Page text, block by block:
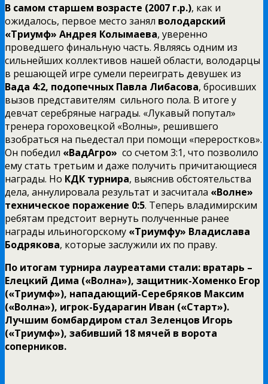
В самом старшем возрасте (2007 г.р.), как и
ожидалось, первое место занял володарский
«Триумф» Андрея Колымаева, уверенно
проведшего финальную часть. Являясь одним из
сильнейших коллективов нашей области, володарцы
в решающей игре сумели переиграть девушек из
Вада 4:2, подопечных Павла Либасова, бросивших
вызов представителям сильного пола. В итоге у
девчат серебряные награды. «Лукавый попутал»
тренера гороховецкой «Волны», решившего
взобраться на пьедестал при помощи «переростков».
Он победил «ВадАгро» со счетом 3:1, что позволило
ему стать третьим и даже получить причитающиеся
награды. Но КДК турнира, выяснив обстоятельства
дела, аннулировала результат и засчитала «Волне»
техническое поражение 0:5. Теперь владимирским
ребятам предстоит вернуть полученные ранее
награды ильиногорскому «Триумфу» Владислава
Бодрякова, которые заслужили их по праву.
По итогам турнира лауреатами стали: вратарь –
Елецкий Дима («Волна»), защитник-Хоменко Егор
(«Триумф»), нападающий-Серебряков Максим
(«Волна»), игрок-Бударагин Иван («Старт»).
Лучшим бомбардиром стал Зеленцов Игорь
(«Триумф»), забивший 18 мячей в ворота
соперников.